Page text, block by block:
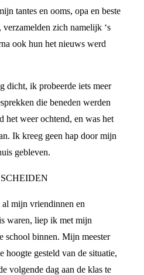
tantes en ooms, opa en beste
zich namelijk ‘s
ook hun het nieuws werd
dicht, ik probeerde iets meer
die beneden werden
het weer ochtend, en was het
Ik kreeg geen hap door mijn
gebleven.
mijn vriendinnen en
waren, liep ik met mijn
school binnen. Mijn meester
hoogte gesteld van de situatie,
volgende dag aan de klas te